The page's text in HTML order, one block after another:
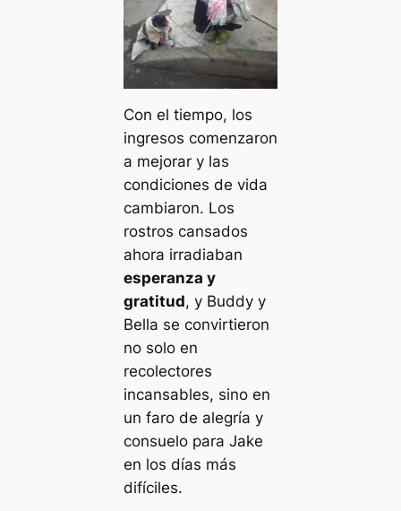
Con el tiempo, los
ingresos comenzaron
a mejorar y las
condiciones de vida
cambiaron. Los
rostros cansados
ahora irradiaban
esperanza y
gratitud, y Buddy y
Bella se convirtieron
no solo en
recolectores
incansables, sino en
un faro de alegría y
consuelo para Jake
en los días más
difíciles.